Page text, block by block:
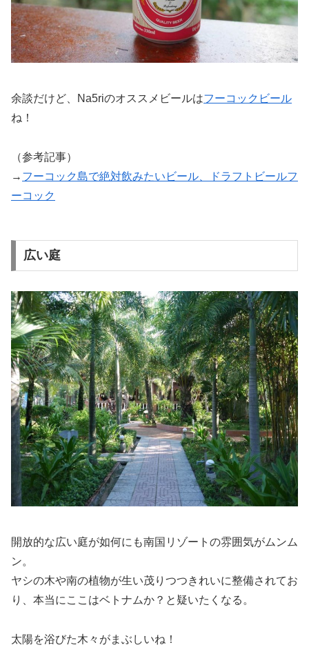
余談だけど、Na5riのオススメビールはフーコックビール
ね！
（参考記事）
→ フーコック島で絶対飲みたいビール、ドラフトビールフ
ーコック
広い庭
開放的な広い庭が如何にも南国リゾートの雰囲気がムンム
ン。
ヤシの木や南の植物が生い茂りつつきれいに整備されてお
り、本当にここはベトナムか？と疑いたくなる。
太陽を浴びた木々がまぶしいね！